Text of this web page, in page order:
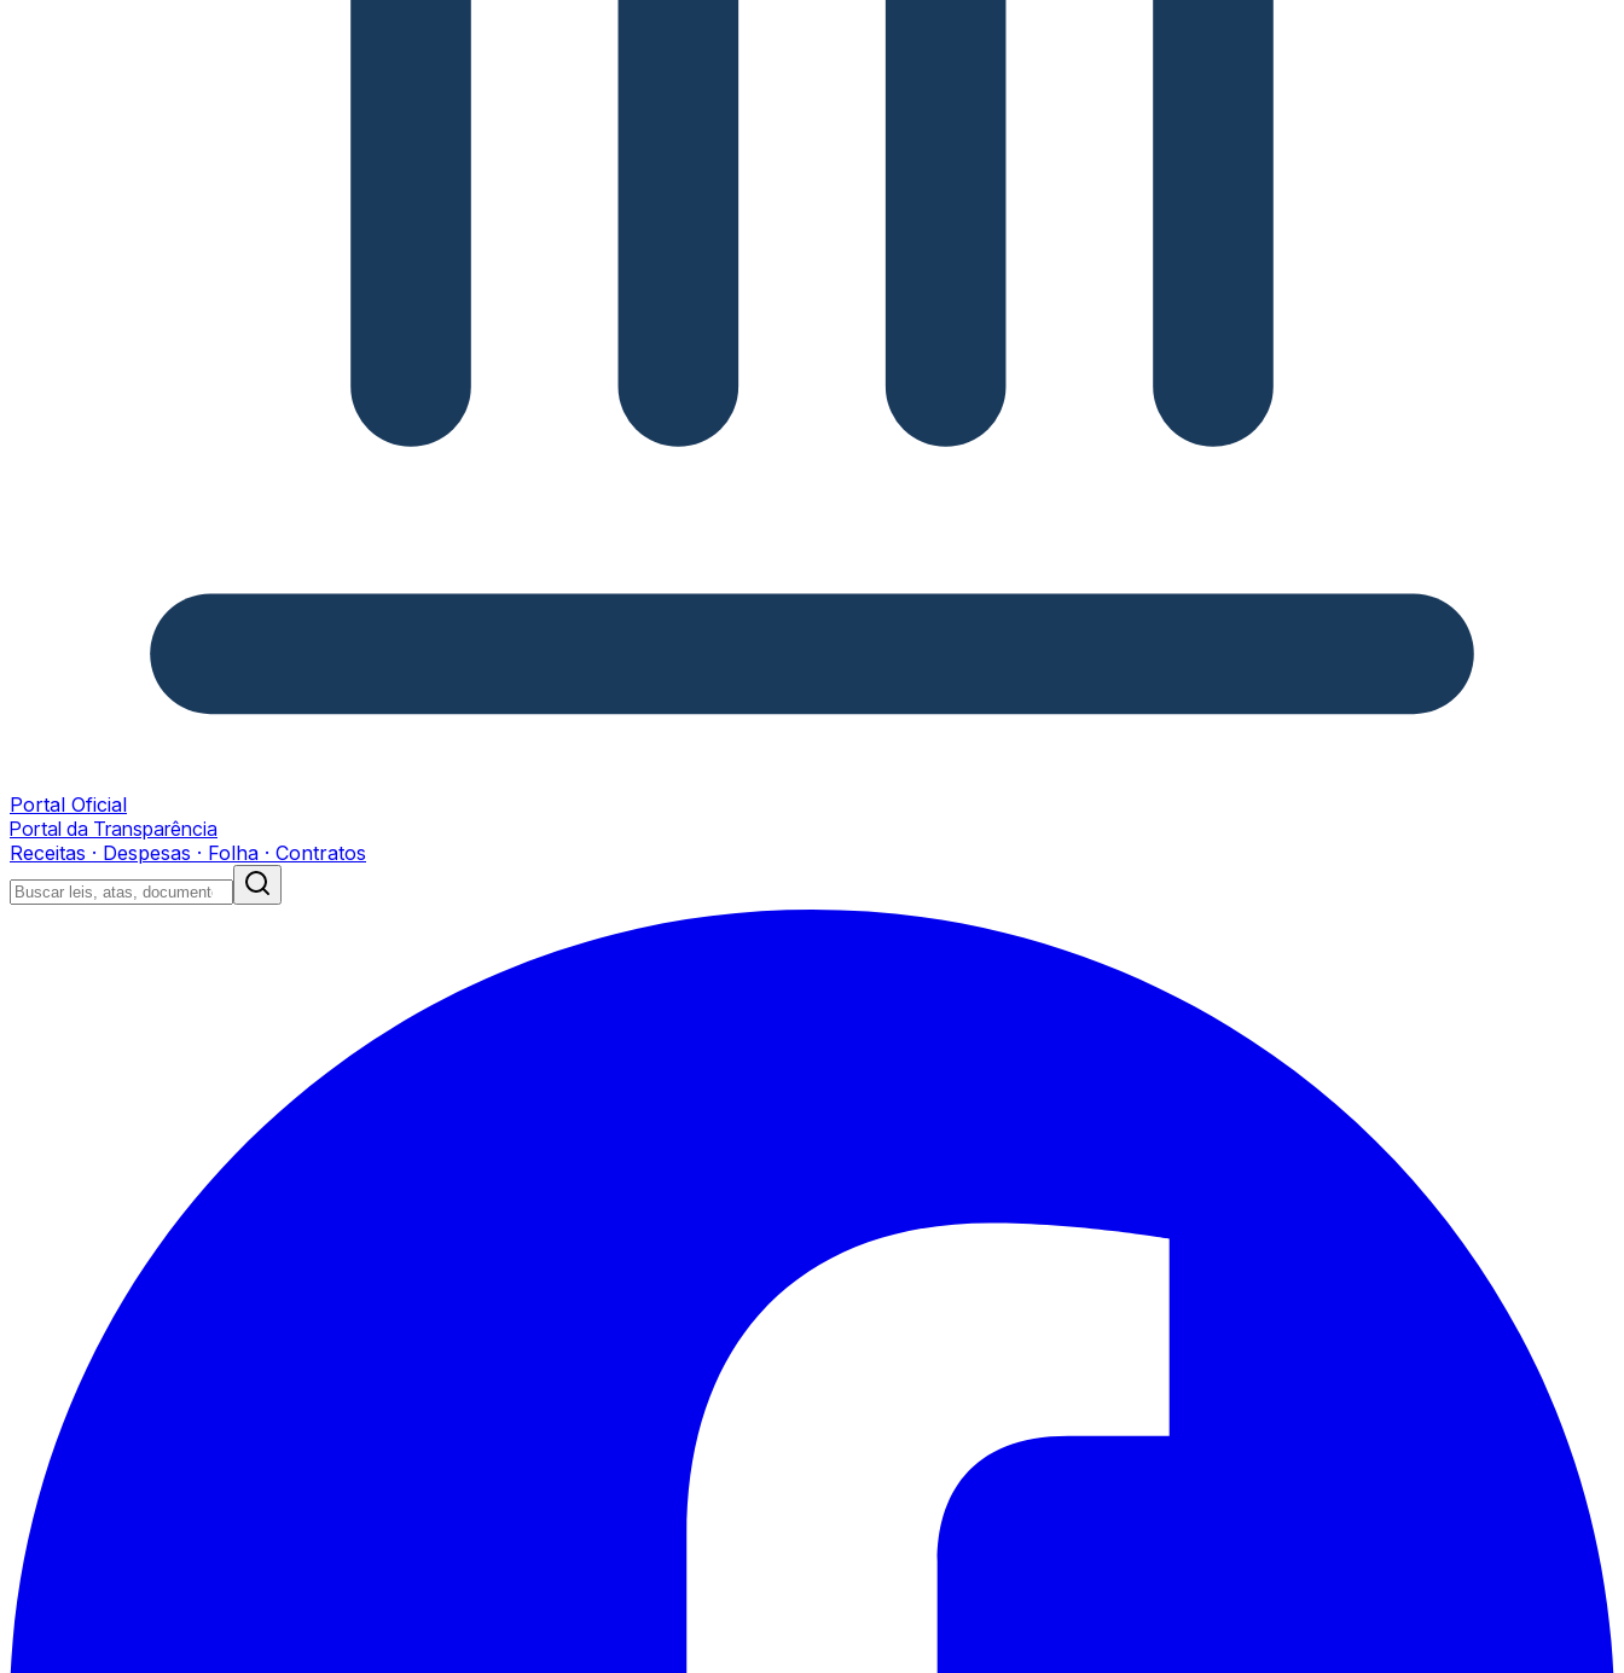
Portal Oficial
Portal da Transparência
Receitas · Despesas · Folha · Contratos